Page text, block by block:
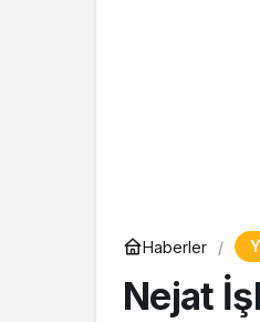
Haberler
Nejat